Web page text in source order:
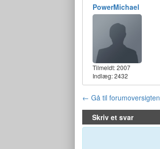
PowerMichael
Tilmeldt:2007
Indlæg: 2432
← Gå til forumoversigten
Skriv et svar